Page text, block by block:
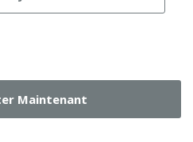
Maintenant